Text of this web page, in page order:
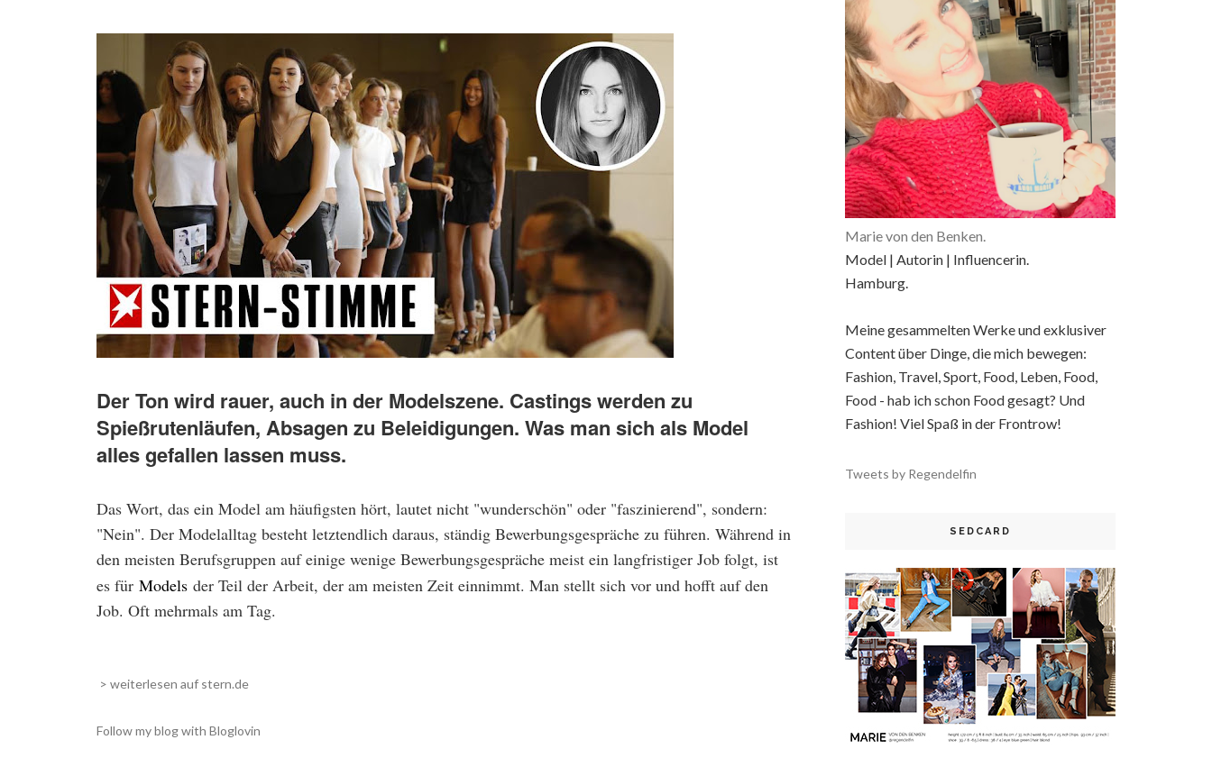
Der Ton wird rauer, auch in der Modelszene. Castings werden zu
Spießrutenläufen, Absagen zu Beleidigungen. Was man sich als Model
alles gefallen lassen muss.
Das Wort, das ein Model am häufigsten hört, lautet nicht "wunderschön" oder "faszinierend", sondern:
"Nein". Der Modelalltag besteht letztendlich daraus, ständig Bewerbungsgespräche zu führen. Während in
den meisten Berufsgruppen auf einige wenige Bewerbungsgespräche meist ein langfristiger Job folgt, ist
es für Models der Teil der Arbeit, der am meisten Zeit einnimmt. Man stellt sich vor und hofft auf den
Job. Oft mehrmals am Tag.
> weiterlesen auf stern.de
Follow my blog with Bloglovin
Marie von den Benken.
Model | Autorin | Influencerin.
Hamburg.
Meine gesammelten Werke und exklusiver
Content über Dinge, die mich bewegen:
Fashion, Travel, Sport, Food, Leben, Food,
Food - hab ich schon Food gesagt? Und
Fashion! Viel Spaß in der Frontrow!
Tweets by Regendelfin
SEDCARD